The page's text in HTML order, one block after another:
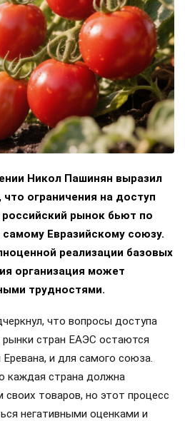
Никол Пашинян выразил
ограничения на доступ
рынок бьют по
Евразийскому союзу.
реализации базовых
организация может
трудностями.
что вопросы доступа
рынки стран ЕАЭС остаются
и для самого союза.
каждая страна должна
товаров, но этот процесс
негативными оценками и